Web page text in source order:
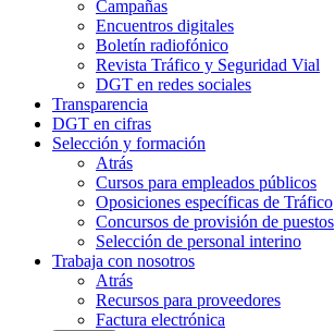
Campañas
Encuentros digitales
Boletín radiofónico
Revista Tráfico y Seguridad Vial
DGT en redes sociales
Transparencia
DGT en cifras
Selección y formación
Atrás
Cursos para empleados públicos
Oposiciones específicas de Tráfico
Concursos de provisión de puestos
Selección de personal interino
Trabaja con nosotros
Atrás
Recursos para proveedores
Factura electrónica